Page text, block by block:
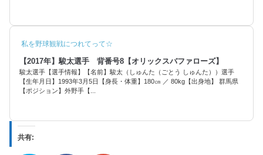
私を野球観戦につれてって☆
【2017年】駿太選手 背番号8【オリックスバファローズ】
駿太選手【選手情報】【名前】駿太（しゅんた（ごとう しゅんた））選手
【生年月日】1993年3月5日【身長・体重】180㎝ ／ 80kg【出身地】 群馬県
【ポジション】外野手【...
共有: